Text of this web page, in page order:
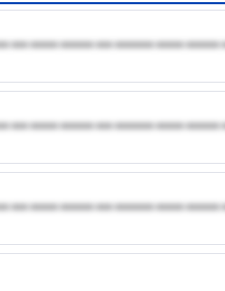
xxx xxxxx xxxxxx xxx xxxxxxx xxxxx xxxxxx
xxx xxxxx xxxxxx xxx xxxxxxx xxxxx xxxxxx
xxx xxxxx xxxxxx xxx xxxxxxx xxxxx xxxxxx